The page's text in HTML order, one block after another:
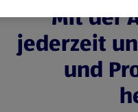
Mit der
jederzeit
und
Datenschutzerklärungen